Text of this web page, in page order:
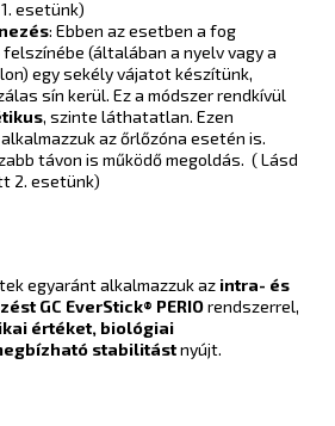
esetünk)
: Ebben az esetben a fog
(általában a nyelv vagy a
egy sekély vájatot készítünk,
sín kerül. Ez a módszer rendkívül
, szinte láthatatlan. Ezen
az őrlőzóna esetén is.
távon is működő megoldás. ( Lásd
2. esetünk)
egyaránt alkalmazzuk az intra- és
GC EverStick® PERIOrendszerrel,
értéket, biológiai
stabilitástnyújt.